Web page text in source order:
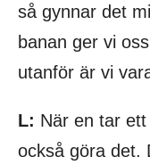
så gynnar det
banan ger vi
utanför är vi
L: När en tar
också göra det.